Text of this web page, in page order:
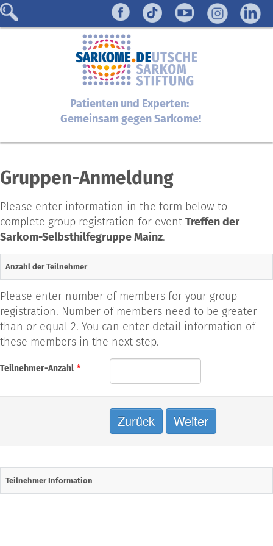
Patienten und Experten:
Gemeinsam gegen Sarkome!
Gruppen-Anmeldung
Please enter information in the form below to
complete group registration for event Treffen der
Sarkom-Selbsthilfegruppe Mainz.
Anzahl der Teilnehmer
Please enter number of members for your group
registration. Number of members need to be greater
than or equal 2. You can enter detail information of
these members in the next step.
Teilnehmer-Anzahl *
Teilnehmer Information